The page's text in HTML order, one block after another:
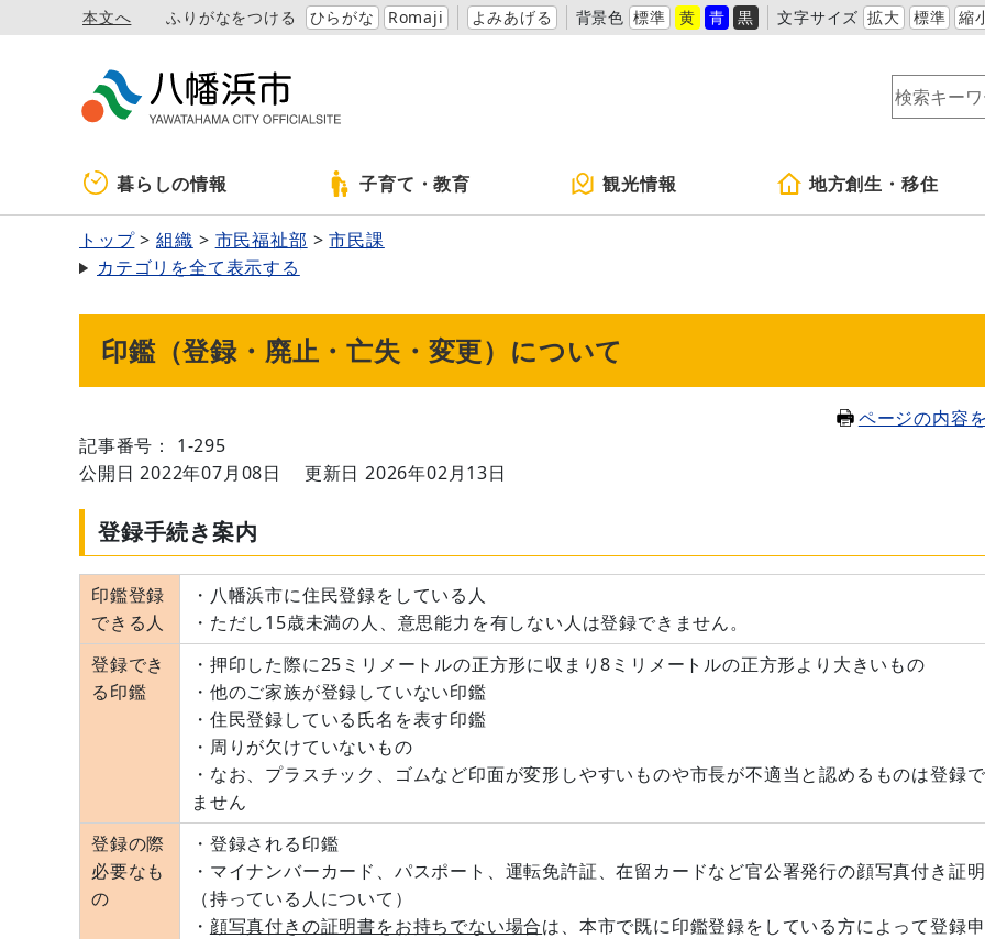
本文へ ふりがなをつける ひらがな Romaji よみあげる 背景色 標準 黄 青 黒 文字サイズ 拡大 標準 縮
暮らしの情報 子育て・教育 観光情報 地方創生・移住
トップ 組織 市民福祉部
市民課
カテゴリを全て表示する
印鑑（登録・廃止・亡失・変更）について
ページの内容
記事番号： 1-295
公開日 2022年07月08日
更新日 2026年02月13日
登録手続き案内
印鑑登録
できる人
・八幡浜市に住民登録をしている人
・ただし15歳未満の人、意思能力を有しない人は登録できません。
登録でき
る印鑑
・押印した際に25ミリメートルの正方形に収まり8ミリメートルの正方形より大きいもの
・他のご家族が登録していない印鑑
・住民登録している氏名を表す印鑑
・周りが欠けていないもの
・なお、プラスチック、ゴムなど印面が変形しやすいものや市長が不適当と認めるものは登録
ません
登録の際
必要なも
の
・登録される印鑑
・マイナンバーカード、パスポート、運転免許証、在留カードなど官公署発行の顔写真付き証
（持っている人について）
・ 顔写真付きの証明書をお持ちでない場合は、本市で既に印鑑登録をしている方によって登録